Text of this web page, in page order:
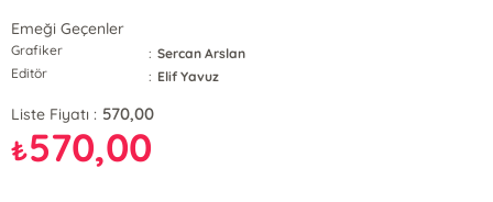
Emeği Geçenler
Grafiker : Sercan Arslan
Editör
: Elif Yavuz
Liste Fiyatı : 570,00
₺570,00